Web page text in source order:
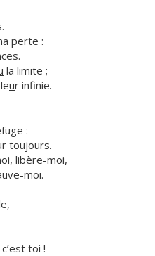
perte :
la limite ;
ur infinie.
:
toujours.
oi, libère-moi,
moi.
toi !